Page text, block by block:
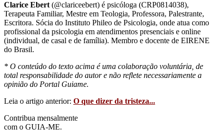
Clarice Ebert (@clariceebert) é psicóloga (CRP0814038),
Terapeuta Familiar, Mestre em Teologia, Professora, Palestrante,
Escritora. Sócia do Instituto Phileo de Psicologia, onde atua como
profissional da psicologia em atendimentos presenciais e online
(individual, de casal e de família). Membro e docente de EIRENE
do Brasil.
* O conteúdo do texto acima é uma colaboração voluntária, de
total responsabilidade do autor e não reflete necessariamente a
opinião do Portal Guiame.
Leia o artigo anterior: O que dizer da tristeza...
Contribua mensalmente
com o GUIA-ME.